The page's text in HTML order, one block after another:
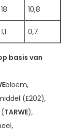
18 10,8
1,1 0,7
basis van
bloem,
(E202),
TARWE),